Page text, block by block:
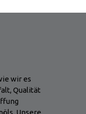
wir es
Qualität